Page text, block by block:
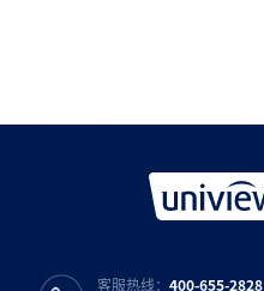
客服热线：400-655-2828